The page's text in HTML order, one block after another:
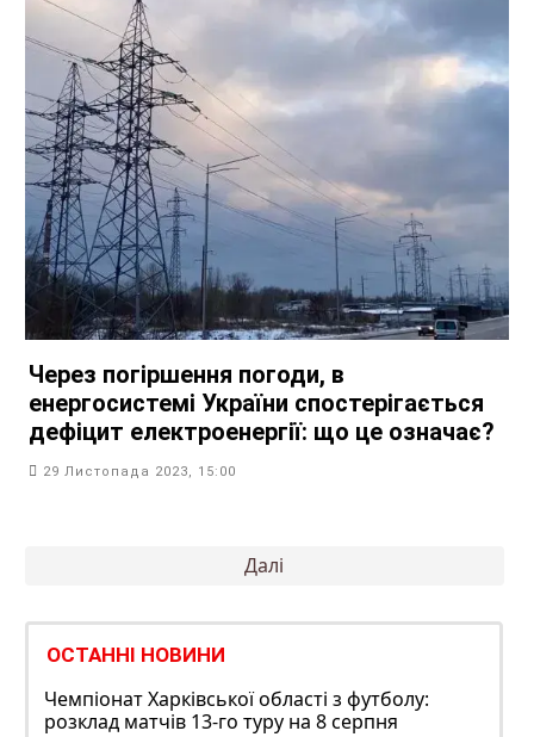
Через погіршення погоди, в
енергосистемі України спостерігається
дефіцит електроенергії: що це означає?
29 Листопада 2023, 15:00
Далі
ОСТАННІ НОВИНИ
Чемпіонат Харківської області з футболу:
розклад матчів 13-го туру на 8 серпня